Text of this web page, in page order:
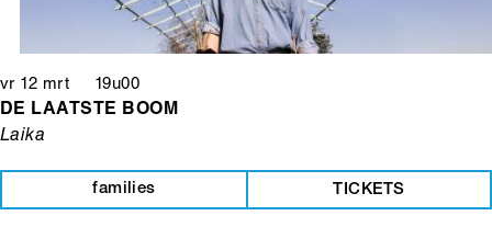
vr 12 mrt 19u00
DE LAATSTE BOOM
Laika
families TICKETS